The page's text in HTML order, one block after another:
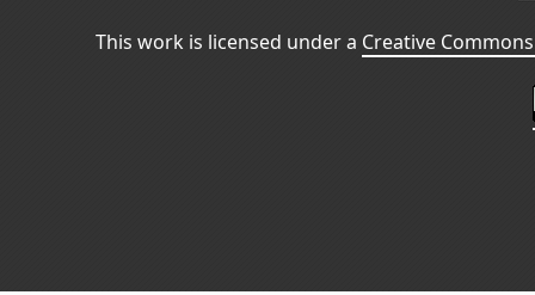
This work is licensed under a Creative